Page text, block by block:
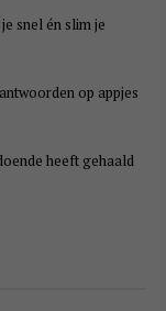
snel én slim je
op appjes
heeft gehaald